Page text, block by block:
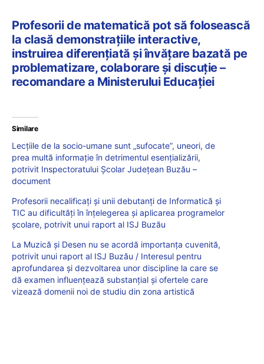
Profesorii de matematică pot să folosească
la clasă demonstrațiile interactive,
instruirea diferențiată și învățare bazată pe
problematizare, colaborare și discuție –
recomandare a Ministerului Educației
Similare
Lecțiile de la socio-umane sunt „sufocate”, uneori, de
prea multă informație în detrimentul esențializării,
potrivit Inspectoratului Școlar Județean Buzău –
document
Profesorii necalificați și unii debutanți de Informatică și
TIC au dificultăți în înțelegerea și aplicarea programelor
școlare, potrivit unui raport al ISJ Buzău
La Muzică și Desen nu se acordă importanța cuvenită,
potrivit unui raport al ISJ Buzău / Interesul pentru
aprofundarea şi dezvoltarea unor discipline la care se
dă examen influenţează substanţial şi ofertele care
vizează domenii noi de studiu din zona artistică